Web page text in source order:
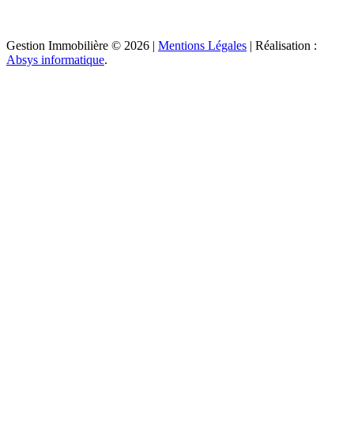
Gestion Immobilière © 2026 | Mentions Légales | Réalisation :
Absys informatique.